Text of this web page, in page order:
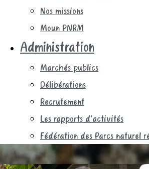
Nos missions
Moun PNRM
Administration
Marchés publics
Délibérations
Recrutement
Les rapports d’activités
Fédération des Parcs naturel